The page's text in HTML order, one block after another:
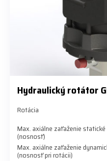
Hydraulický rotátor
Rotácia
Max. axiálne zaťaženie statické
(nosnosť)
Max. axiálne zaťaženie
(nosnosť pri rotácii)